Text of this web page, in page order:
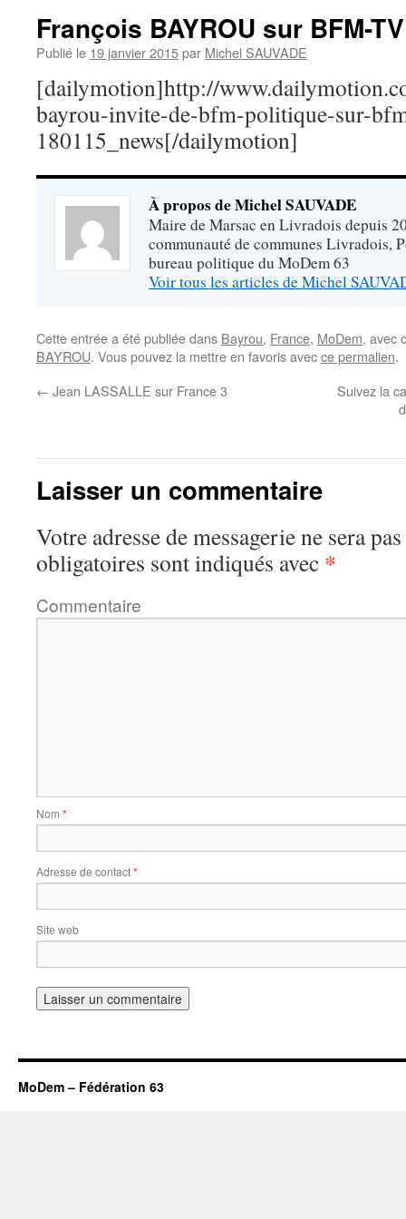
François BAYROU sur BFM-TV
Publié le 19 janvier 2015par Michel SAUVADE
[dailymotion]http://
bayrou-invite-de-bfm-politique-sur-
180115_news[/dailymotion]
À propos de Michel SAUVADE
Maire de Marsac en Livradois depuis
communauté de communes Livradois,
bureau politique du MoDem 63
Voir tous les articles de Michel
Cette entrée a été publiée dans Bayrou, France, MoDem, avec
BAYROU. Vous pouvez la mettre en favoris avecce permalien.
← Jean LASSALLE sur France 3
Suivez la
Laisser un commentaire
Votre adresse de messagerie ne sera
obligatoires sont indiqués avec *
Commentaire
Nom *
Adresse de contact*
Site web
MoDem – Fédération 63